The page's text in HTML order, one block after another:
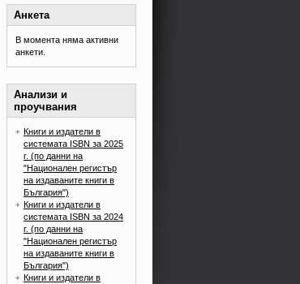
Анкета
В момента няма активни
анкети.
Анализи и
проучвания
Книги и издатели в
системата ISBN за 2025
г. (по данни на
"Национален регистър
на издаваните книги в
България")
Книги и издатели в
системата ISBN за 2024
г. (по данни на
"Национален регистър
на издаваните книги в
България")
Книги и издатели в